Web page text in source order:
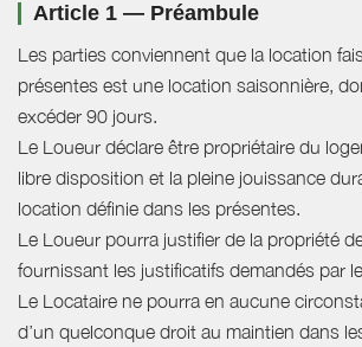
Article 1 — Préambule
Les parties conviennent que la location
présentes est une location saisonnière,
excéder 90 jours.
Le Loueur déclare être propriétaire du
libre disposition et la pleine jouissance
location définie dans les présentes.
Le Loueur pourra justifier de la propriété
fournissant les justificatifs demandés par
Le Locataire ne pourra en aucune
d’un quelconque droit au maintien dans